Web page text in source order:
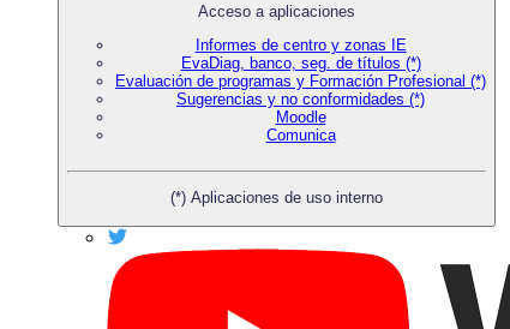
Acceso a aplicaciones
Informes de centro y zonas IE
EvaDiag, banco, seg. de títulos (*)
Evaluación de programas y Formación Profesional (*)
Sugerencias y no conformidades (*)
Moodle
Comunica
(*) Aplicaciones de uso interno